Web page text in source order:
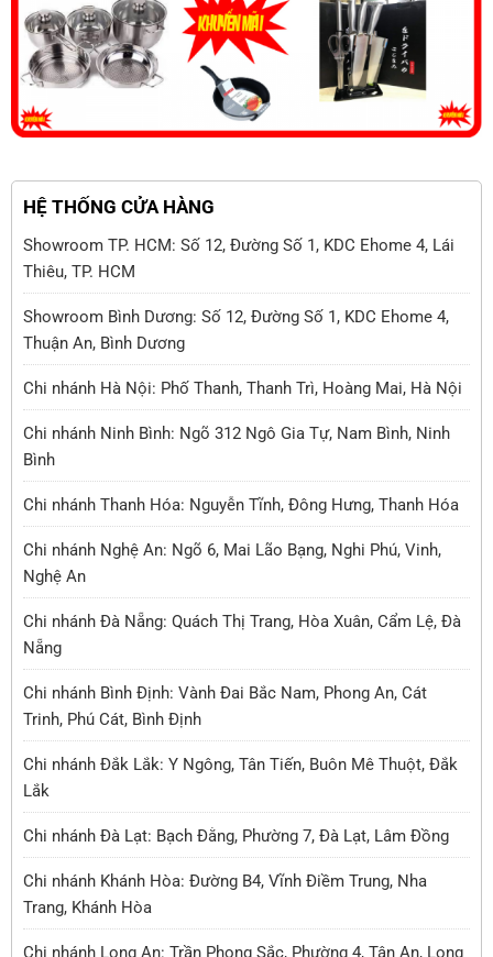
HỆ THỐNG CỬA HÀNG
Showroom TP. HCM: Số 12, Đường Số 1, KDC Ehome 4, Lái
Thiêu, TP. HCM
Showroom Bình Dương: Số 12, Đường Số 1, KDC Ehome 4,
Thuận An, Bình Dương
Chi nhánh Hà Nội: Phố Thanh, Thanh Trì, Hoàng Mai, Hà Nội
Chi nhánh Ninh Bình: Ngõ 312 Ngô Gia Tự, Nam Bình, Ninh
Bình
Chi nhánh Thanh Hóa: Nguyễn Tĩnh, Đông Hưng, Thanh Hóa
Chi nhánh Nghệ An: Ngõ 6, Mai Lão Bạng, Nghi Phú, Vinh,
Nghệ An
Chi nhánh Đà Nẵng: Quách Thị Trang, Hòa Xuân, Cẩm Lệ, Đà
Nẵng
Chi nhánh Bình Định: Vành Đai Bắc Nam, Phong An, Cát
Trinh, Phú Cát, Bình Định
Chi nhánh Đắk Lắk: Y Ngông, Tân Tiến, Buôn Mê Thuột, Đắk
Lắk
Chi nhánh Đà Lạt: Bạch Đằng, Phường 7, Đà Lạt, Lâm Đồng
Chi nhánh Khánh Hòa: Đường B4, Vĩnh Điềm Trung, Nha
Trang, Khánh Hòa
Chi nhánh Long An: Trần Phong Sắc, Phường 4, Tân An, Long